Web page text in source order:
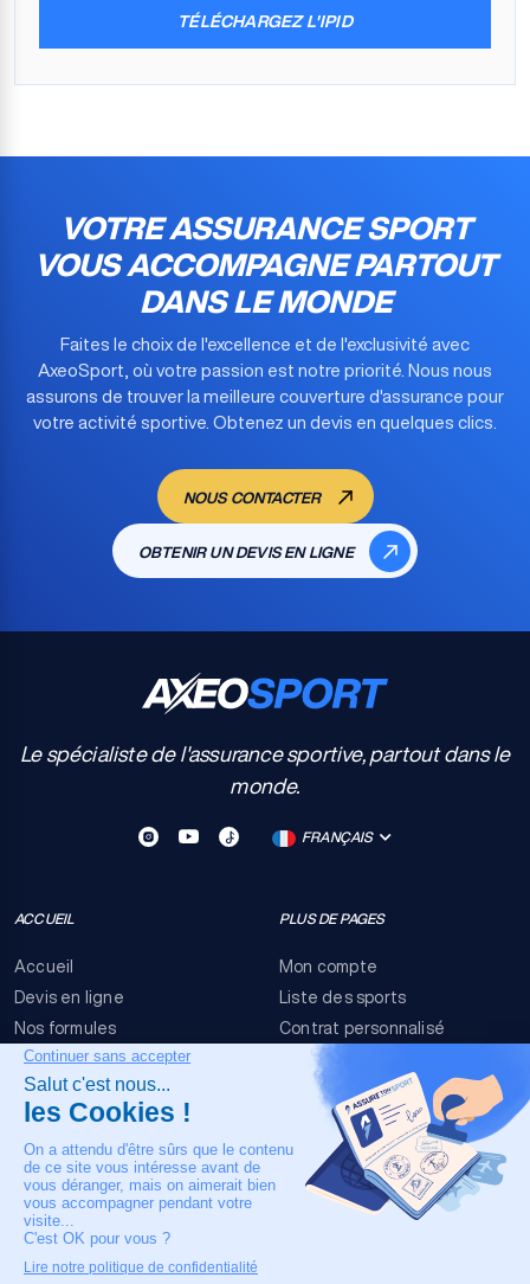
TÉLÉCHARGEZ L'IPID
VOTRE ASSURANCE SPORT
VOUS ACCOMPAGNE PARTOUT
DANS LE MONDE
Faites le choix de l'excellence et de l'exclusivité avec
AxeoSport, où votre passion est notre priorité. Nous nous
assurons de trouver la meilleure couverture d'assurance pour
votre activité sportive. Obtenez un devis en quelques clics.
NOUS CONTACTER
OBTENIR UN DEVIS EN LIGNE
Le spécialiste de l'assurance sportive, partout dans le
monde.
FRANÇAIS
ACCUEIL
Accueil
Devis en ligne
Nos formules
FAQ
Nous contacter
PLUS DE PAGES
Mon compte
Liste des sports
Contrat personnalisé
Conditions générales
Risques événementiels
Mentions légales
NOTRE CONTACT
+33 4 90 63 34 07
24/7 Assistance médicale